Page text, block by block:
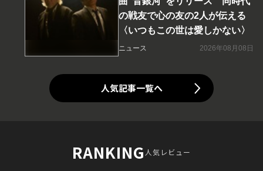
の戦友で心の友の2人が伝える
〈いつもこの世は愛しかない〉
ニュース 2026年08月08日
人気記事一覧へ
RANKING人気レビュー